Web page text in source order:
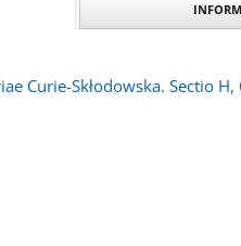
Curie-Skłodowska. Sectio